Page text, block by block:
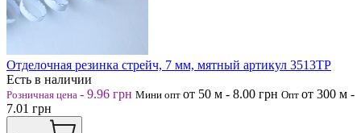
Отделочная резинка стрейч, 7 мм, мятный артикул 3513ТР
Есть в наличии
Розничная цена - 9.96 грн Мини опт от 50 м - 8.00 грн Опт от 300 м -
7.01 грн